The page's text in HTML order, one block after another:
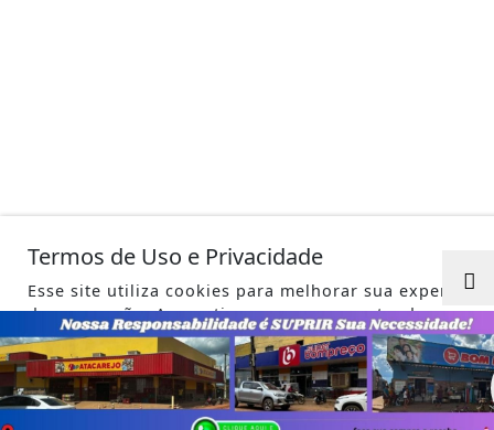
Termos de Uso e Privacidade
Esse site utiliza cookies para melhorar sua
de navegação. Ao continuar o acesso, entendemos
você concorda com nossos Termos de Uso e
PARA MAIS INFORMAÇÕES,ACESSE NOSSOS TERMOS
AQUI